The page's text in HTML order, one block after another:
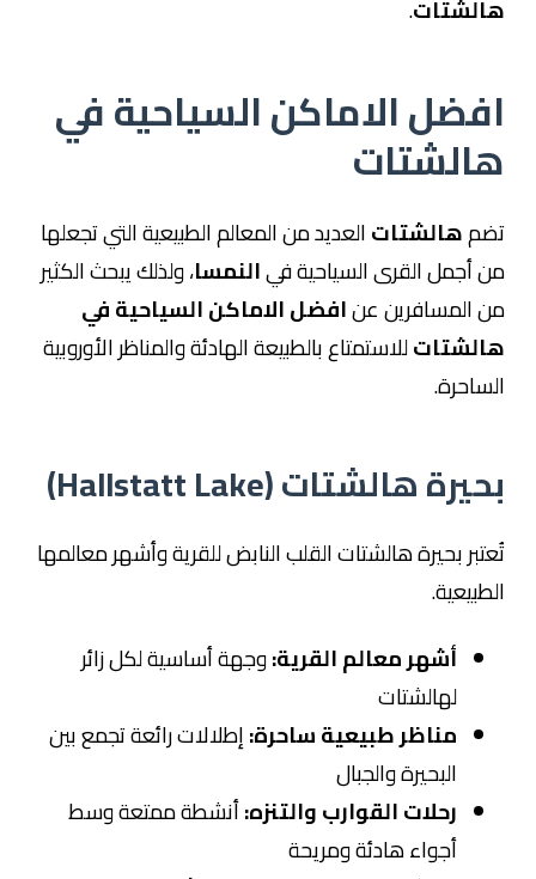
هالشتات.
افضل الاماكن السياحية في
هالشتات
تضمهالشتاتالعديد من المعالم الطبيعية التي تجعلها
من أجمل القرى السياحية فيالنمسا، ولذلك يبحث الكثير
من المسافرين عنافضل الاماكن السياحية في
هالشتاتللاستمتاع بالطبيعة الهادئة والمناظر الأوروبية
الساحرة.
بحيرة هالشتات (Hallstatt Lake)
تُعتبر بحيرة هالشتات القلب النابض للقرية وأشهر معالمها
الطبيعية.
أشهر معالم القرية:وجهة أساسية لكل زائر
لهالشتات
مناظر طبيعية ساحرة:إطلالات رائعة تجمع بين
البحيرة والجبال
رحلات القوارب والتنزه:أنشطة ممتعة وسط
أجواء هادئة ومريحة